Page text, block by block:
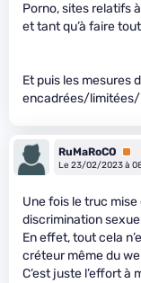
Porno, sites relatifs
et tant qu’à faire
Et puis les mesures
encadrées/
RuMaRoCO
Le 23/02/2023 à
Une fois le truc
discrimination
En effet, tout cela
créteur même du
C’est juste l’effort